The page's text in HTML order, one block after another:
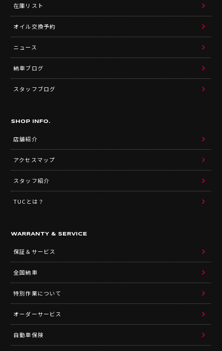
在庫リスト
オイル交換予約
ニュース
納車ブログ
スタッフブログ
SHOP INFO.
店舗紹介
アクセスマップ
スタッフ紹介
TUCとは？
WARRANTY & SERVICE
保証＆サービス
全国納車
特別作業について
オーダーサービス
自動車保険